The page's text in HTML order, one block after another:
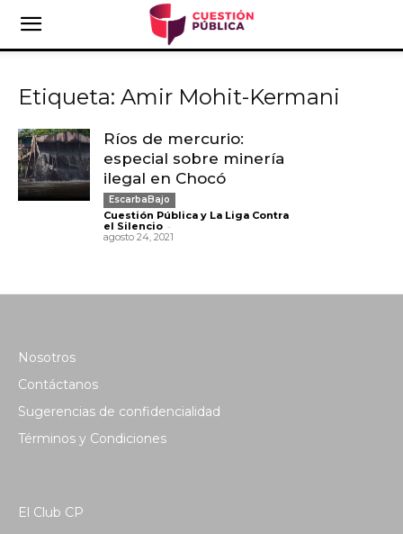
Etiqueta: Amir Mohit-Kermani
Ríos de mercurio:
especial sobre minería
ilegal en Chocó
EscarbaBajo
Cuestión Pública y La Liga Contra
el Silencio -
agosto 24, 2021
Nosotros
Contáctanos
Sugerencias de confidencialidad
Términos y Condiciones
El Club CP